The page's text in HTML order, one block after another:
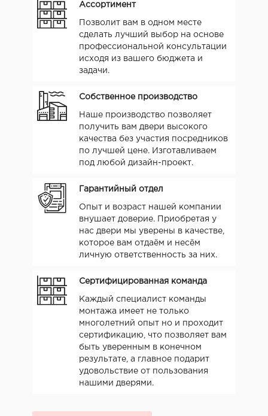
Ассортимент
Позволит вам в одном месте
сделать лучший выбор на основе
профессиональной консультации
исходя из вашего бюджета и
задачи.
Собственное производство
Наше производство позволяет
получить вам двери высокого
качества без участия посредников
по лучшей цене. Изготавливаем
под любой дизайн-проект.
Гарантийный отдел
Опыт и возраст нашей компании
внушает доверие. Приобретая у
нас двери мы уверены в качестве,
которое вам отдаём и несём
личную ответственность за них.
Сертифицированная команда
Каждый специалист команды
монтажа имеет не только
многолетний опыт но и проходит
сертификацию, что позволяет вам
быть уверенным в конечном
результате, а главное подарит
удовольствие от пользования
нашими дверями.